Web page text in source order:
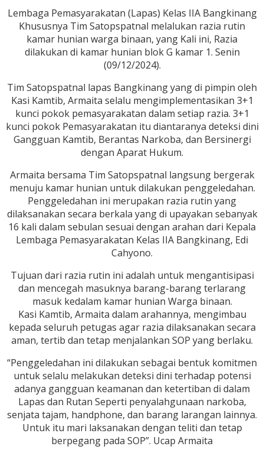
Lembaga Pemasyarakatan (Lapas) Kelas IIA Bangkinang
Khususnya Tim Satopspatnal melalukan razia rutin
kamar hunian warga binaan, yang Kali ini, Razia
dilakukan di kamar hunian blok G kamar 1. Senin
(09/12/2024).
Tim Satopspatnal lapas Bangkinang yang di pimpin oleh
Kasi Kamtib, Armaita selalu mengimplementasikan 3+1
kunci pokok pemasyarakatan dalam setiap razia. 3+1
kunci pokok Pemasyarakatan itu diantaranya deteksi dini
Gangguan Kamtib, Berantas Narkoba, dan Bersinergi
dengan Aparat Hukum.
Armaita bersama Tim Satopspatnal langsung bergerak
menuju kamar hunian untuk dilakukan penggeledahan.
Penggeledahan ini merupakan razia rutin yang
dilaksanakan secara berkala yang di upayakan sebanyak
16 kali dalam sebulan sesuai dengan arahan dari Kepala
Lembaga Pemasyarakatan Kelas IIA Bangkinang, Edi
Cahyono.
Tujuan dari razia rutin ini adalah untuk mengantisipasi
dan mencegah masuknya barang-barang terlarang
masuk kedalam kamar hunian Warga binaan.
Kasi Kamtib, Armaita dalam arahannya, mengimbau
kepada seluruh petugas agar razia dilaksanakan secara
aman, tertib dan tetap menjalankan SOP yang berlaku.
“Penggeledahan ini dilakukan sebagai bentuk komitmen
untuk selalu melakukan deteksi dini terhadap potensi
adanya gangguan keamanan dan ketertiban di dalam
Lapas dan Rutan Seperti penyalahgunaan narkoba,
senjata tajam, handphone, dan barang larangan lainnya.
Untuk itu mari laksanakan dengan teliti dan tetap
berpegang pada SOP”. Ucap Armaita